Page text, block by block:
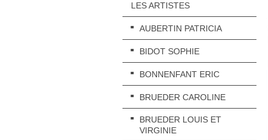
LES ARTISTES
AUBERTIN PATRICIA
BIDOT SOPHIE
BONNENFANT ERIC
BRUEDER CAROLINE
BRUEDER LOUIS ET
VIRGINIE